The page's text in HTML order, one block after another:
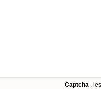
Captcha ,